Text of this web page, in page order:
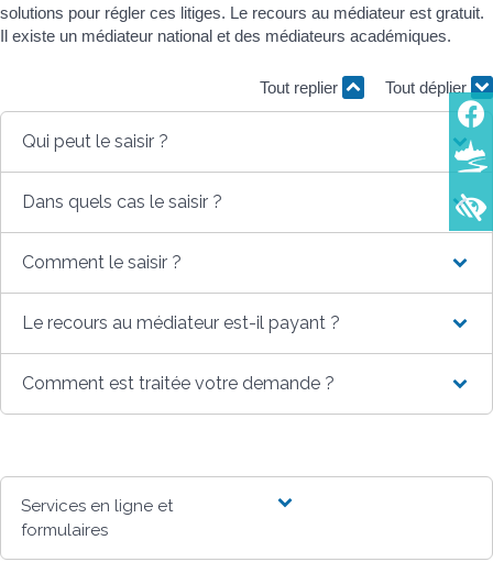
solutions pour régler ces litiges. Le recours au médiateur est gratuit.
Il existe un médiateur national et des médiateurs académiques.
Tout replier Tout déplier
Qui peut le saisir ?
Dans quels cas le saisir ?
Comment le saisir ?
Le recours au médiateur est-il payant ?
Comment est traitée votre demande ?
Services en ligne et
formulaires